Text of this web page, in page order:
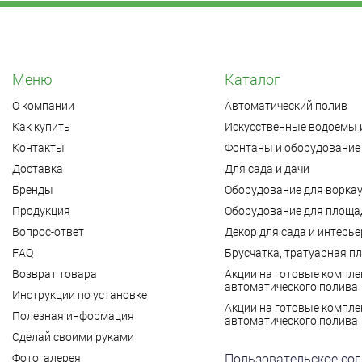
Меню
О компании
Как купить
Контакты
Доставка
Бренды
Продукция
Вопрос-ответ
FAQ
Возврат товара
Инструкции по установке
Полезная информация
Сделай своими руками
Фотогалерея
Каталог
Автоматический полив
Искусственные водоемы
Фонтаны и оборудование
Для сада и дачи
Оборудование для
Оборудование для
Декор для сада и
Брусчатка, тратуарная
Акции на готовые
автоматического полива
Акции на готовые
автоматического полива